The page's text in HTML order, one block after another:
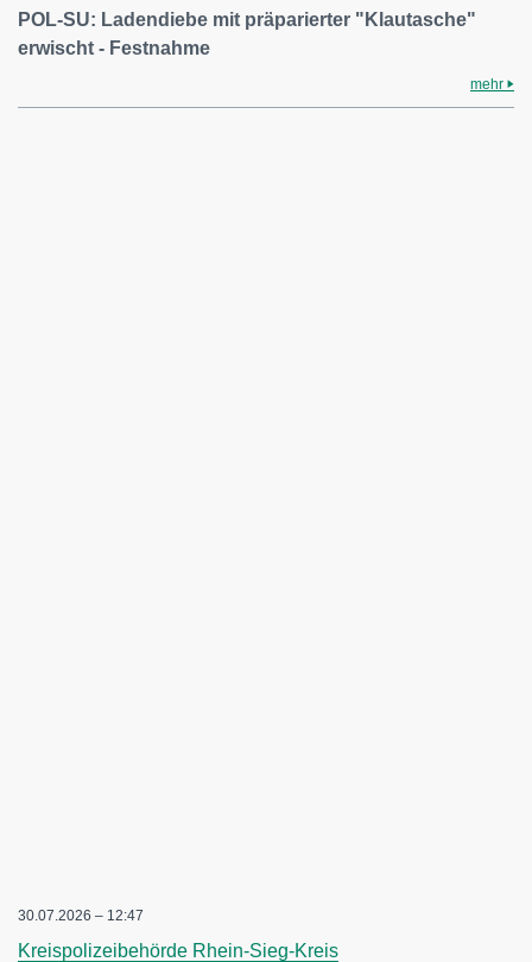
POL-SU: Ladendiebe mit präparierter "Klautasche"
erwischt - Festnahme
mehr
30.07.2026 – 12:47
Kreispolizeibehörde Rhein-Sieg-Kreis